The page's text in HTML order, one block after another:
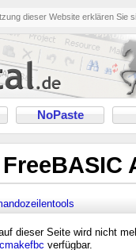
dieser Website erklären Sie
NoPaste
dieser Seite wird nicht
verfügbar.